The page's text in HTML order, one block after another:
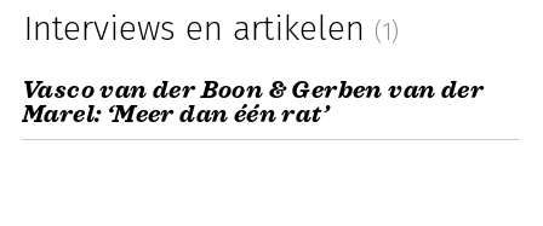
Interviews en artikelen (1)
Vasco van der Boon & Gerben van der
Marel: ‘Meer dan één rat’